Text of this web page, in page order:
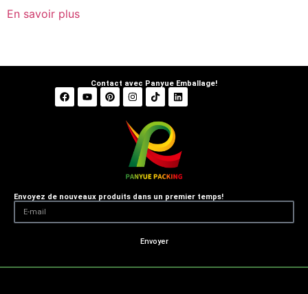
En savoir plus
Contact avec Panyue Emballage!
Envoyez de nouveaux produits dans un premier temps!
Envoyer